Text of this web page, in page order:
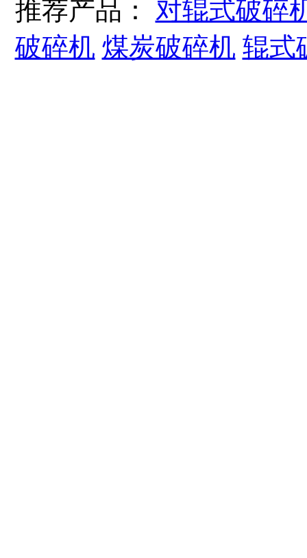
推荐产品： 对辊式破碎
破碎机 煤炭破碎机 辊式